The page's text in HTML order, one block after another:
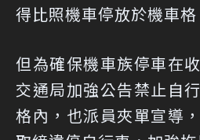
得比照機車停放於機車格
但為確保機車族停車在
交通局加強公告禁止自
格內，也派員夾單宣導